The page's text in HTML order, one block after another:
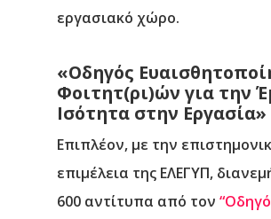
εργασιακό χώρο.
«Οδηγός
Φοιτητ(ρι)ών για την
Ισότητα στην Εργασία»
Επιπλέον, με την
επιμέλεια της ΕΛΕΓΥΠ,
600 αντίτυπα από τον “Οδηγό